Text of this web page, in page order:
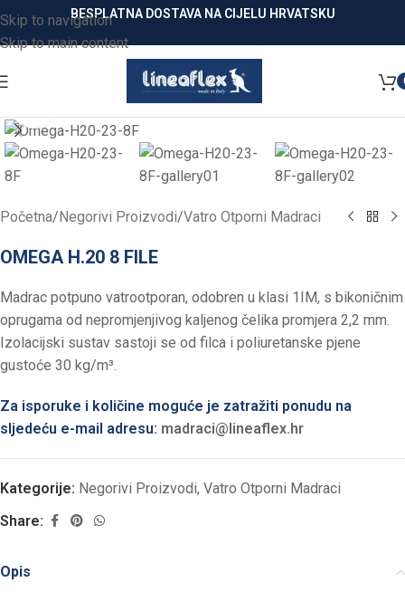
Skip to navigation
Skip to main content
BESPLATNA DOSTAVA NA CIJELU HRVATSKU
Click to enlarge
Početna/ Negorivi Proizvodi/Vatro Otporni Madraci
OMEGA H.20 8 FILE
Madrac potpuno vatrootporan, odobren u klasi 1IM, s bikoničnim
oprugama od nepromjenjivog kaljenog čelika promjera 2,2 mm.
Izolacijski sustav sastoji se od filca i poliuretanske pjene
gustoće 30 kg/m³.
Za isporuke i količine moguće je zatražiti ponudu na
sljedeću e-mail adresu: madraci@lineaflex.hr
Kategorije: Negorivi Proizvodi, Vatro Otporni Madraci
Share:
Opis